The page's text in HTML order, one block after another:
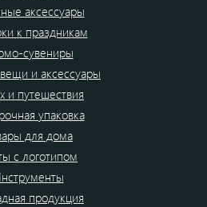
аксессуары
к праздникам
сувениры
и аксессуары
и путешествия
упаковка
для дома
с логотипом
продукция